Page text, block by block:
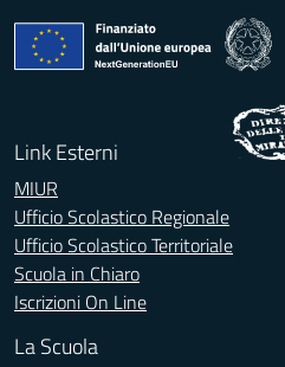
Link Esterni
MIUR
Ufficio Scolastico Regionale
Ufficio Scolastico Territoriale
Scuola in Chiaro
Iscrizioni On Line
La Scuola